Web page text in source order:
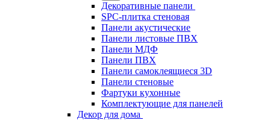
Декоративные панели
SPC-плитка стеновая
Панели акустические
Панели листовые ПВХ
Панели МДФ
Панели ПВХ
Панели самоклеящиеся 3D
Панели стеновые
Фартуки кухонные
Комплектующие для панелей
Декор для дома